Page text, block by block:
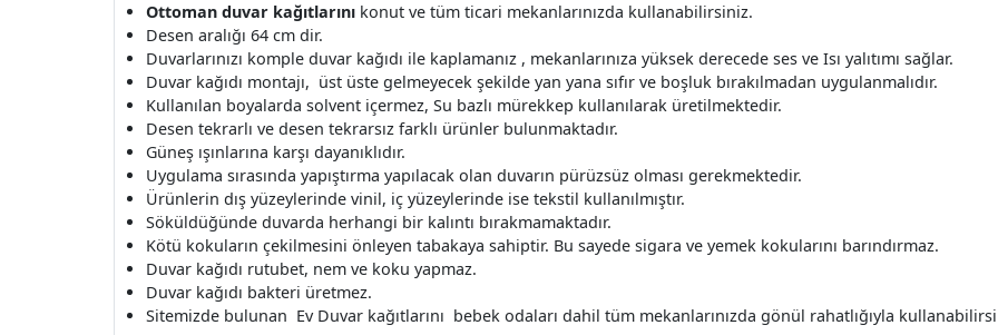
Ottoman duvar kağıtlarını konut ve tüm ticari mekanlarınızda kullanabilirsiniz.
Desen aralığı 64 cm dir.
Duvarlarınızı komple duvar kağıdı ile kaplamanız , mekanlarınıza yüksek derecede ses ve Isı yalıtımı sağlar.
Duvar kağıdı montajı, üst üste gelmeyecek şekilde yan yana sıfır ve boşluk bırakılmadan uygulanmalıdır.
Kullanılan boyalarda solvent içermez, Su bazlı mürekkep kullanılarak üretilmektedir.
Desen tekrarlı ve desen tekrarsız farklı ürünler bulunmaktadır.
Güneş ışınlarına karşı dayanıklıdır.
Uygulama sırasında yapıştırma yapılacak olan duvarın pürüzsüz olması gerekmektedir.
Ürünlerin dış yüzeylerinde vinil, iç yüzeylerinde ise tekstil kullanılmıştır.
Söküldüğünde duvarda herhangi bir kalıntı bırakmamaktadır.
Kötü kokuların çekilmesini önleyen tabakaya sahiptir. Bu sayede sigara ve yemek kokularını barındırmaz.
Duvar kağıdı rutubet, nem ve koku yapmaz.
Duvar kağıdı bakteri üretmez.
Sitemizde bulunan Ev Duvar kağıtlarını bebek odaları dahil tüm mekanlarınızda gönül rahatlığıyla